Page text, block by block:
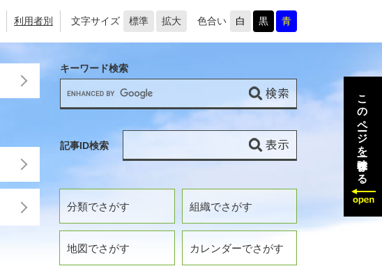
利用者別 文字サイズ 標準 拡大 色合い 白 黒 青
分類でさがす 組織でさがす
地図でさがす カレンダーでさがす
キーワード検索
記事ID検索 このページを一時保存する